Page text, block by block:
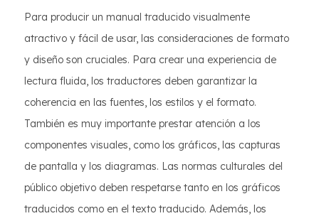
Para producir un manual traducido visualmente
atractivo y fácil de usar, las consideraciones de formato
y diseño son cruciales. Para crear una experiencia de
lectura fluida, los traductores deben garantizar la
coherencia en las fuentes, los estilos y el formato.
También es muy importante prestar atención a los
componentes visuales, como los gráficos, las capturas
de pantalla y los diagramas. Las normas culturales del
público objetivo deben respetarse tanto en los gráficos
traducidos como en el texto traducido. Además, los